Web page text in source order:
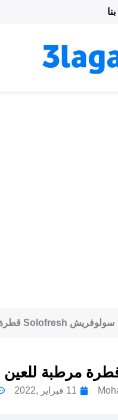
سولوفريش Solofresh قطرة مرطبة للعين
11 فبراير ,2022